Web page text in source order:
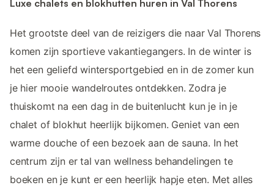
Luxe chalets en blokhutten huren in Val Thorens
Het grootste deel van de reizigers die naar Val Thorens
komen zijn sportieve vakantiegangers. In de winter is
het een geliefd wintersportgebied en in de zomer kun
je hier mooie wandelroutes ontdekken. Zodra je
thuiskomt na een dag in de buitenlucht kun je in je
chalet of blokhut heerlijk bijkomen. Geniet van een
warme douche of een bezoek aan de sauna. In het
centrum zijn er tal van wellness behandelingen te
boeken en je kunt er een heerlijk hapje eten. Met alles